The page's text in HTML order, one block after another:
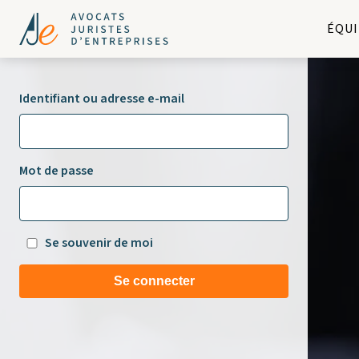
Identifiant ou adresse e-mail
Mot de passe
Se souvenir de moi